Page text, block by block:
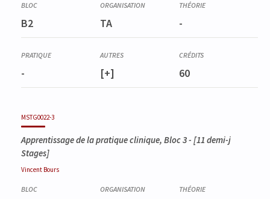
B2 TA -
- [+] 60
MSTG0022-3
Apprentissage de la pratique clinique, Bloc 3- [11 demi-j
Stages]
Vincent Bours